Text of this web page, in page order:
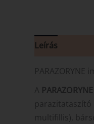
Leírás
A PARAZORYNE
parazitataszító
multifillis),